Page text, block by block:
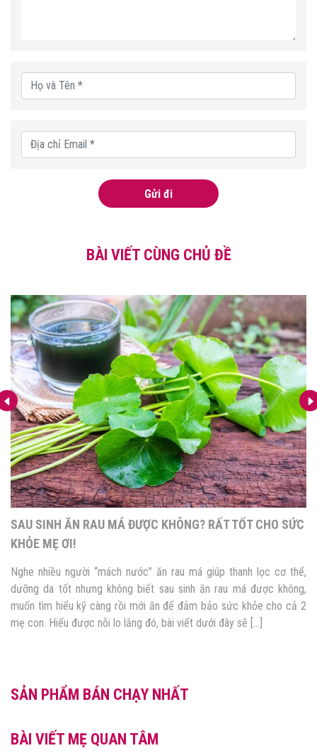
Gửi đi
BÀI VIẾT CÙNG CHỦ ĐỀ
SỬ DỤNG VIÊN ĐẶT HẬU MÔN HỖ TRỢ GIẢM ĐAU SAU
SINH MỔ: NÊN HAY KHÔNG?
Vậy là sau những tháng ngày đợi chờ mẹ cũng đã được bồng bế
con yêu trên tay, nhưng chưa cảm nhận hết được sự thiêng liêng
đó thì cơn đau đã kéo đến tìm mẹ. Tuy nhiên, trong quá trình hồi
phục sau quá trình sinh mổ, phụ nữ thường phải đối mặt với […]
SẢN PHẨM BÁN CHẠY NHẤT
BÀI VIẾT MẸ QUAN TÂM